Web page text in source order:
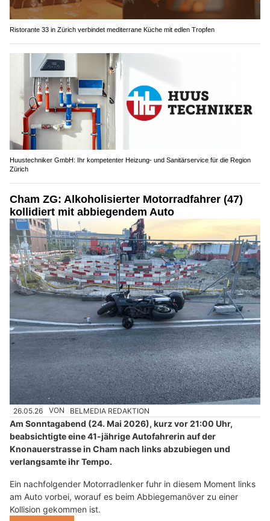
Ristorante 33 in Zürich verbindet mediterrane Küche mit edlen Tropfen
Huustechniker GmbH: Ihr kompetenter Heizung- und Sanitärservice für die Region
Zürich
Cham ZG: Alkoholisierter Motorradfahrer (47)
kollidiert mit abbiegendem Auto
26.05.26 VON BELMEDIA REDAKTION
Am Sonntagabend (24. Mai 2026), kurz vor 21:00 Uhr,
beabsichtigte eine 41-jährige Autofahrerin auf der
Knonauerstrasse in Cham nach links abzubiegen und
verlangsamte ihr Tempo.
Ein nachfolgender Motorradlenker fuhr in diesem Moment links
am Auto vorbei, worauf es beim Abbiegemanöver zu einer
Kollision gekommen ist.